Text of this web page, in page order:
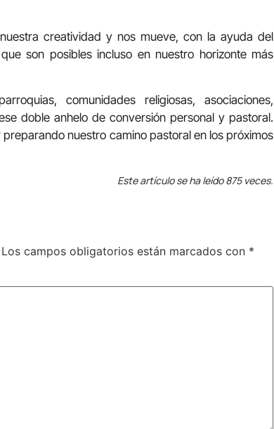
creatividad y nos mueve, con la ayuda del
son posibles incluso en nuestro horizonte más
comunidades religiosas, asociaciones,
doble anhelo de conversión personal y pastoral.
nuestro camino pastoral en los próximos
Este artículo se ha leído 875 veces.
Los campos obligatorios están marcados con *